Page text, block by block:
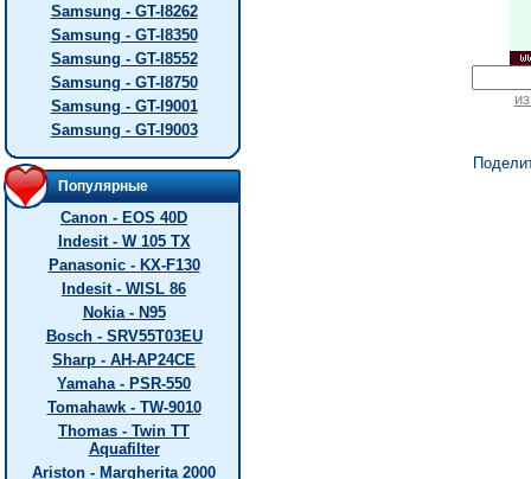
Samsung - GT-I8262
Samsung - GT-I8350
Samsung - GT-I8552
Samsung - GT-I8750
Samsung - GT-I9001
Samsung - GT-I9003
Популярные
Canon - EOS 40D
Indesit - W 105 TX
Panasonic - KX-F130
Indesit - WISL 86
Nokia - N95
Bosch - SRV55T03EU
Sharp - AH-AP24CE
Yamaha - PSR-550
Tomahawk - TW-9010
Thomas - Twin TT
Aquafilter
Ariston - Margherita 2000